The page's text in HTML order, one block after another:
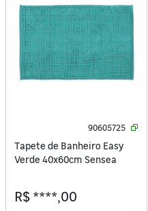
90605725
Tapete de Banheiro Easy
Verde 40x60cm Sensea
R$ ****,00